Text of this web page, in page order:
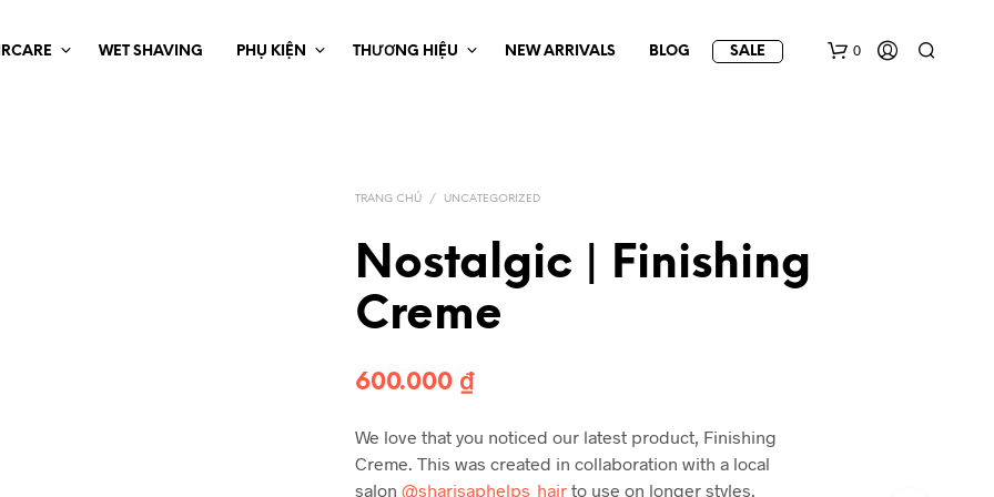
WET SHAVING PHỤ KIỆN THƯƠNG HIỆU NEW ARRIVALS BLOG SALE 0
TRANG CHỦ / UNCATEGORIZED
Nostalgic | Finishing
Creme
600.000 ₫
We love that you noticed our latest product, Finishing
Creme. This was created in collaboration with a local
salon@sharisaphelps_hair to use on longer styles.